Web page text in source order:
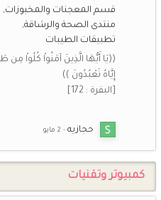
شـــاني
سبحان الله وبحمده سبحان
*اريج الايمان*
اشتقت اليكم حبيباتي الغاليات
أزهارالبنفسج
أزهارالبنفسج
كم سعدت بكم
قسم المعجنات والمخبوزات
منتدى الصحة والرشاقة
تطبيقات الطيبات
((يَا أَيُّهَا الَّذِينَ آمَنُواْ كُلُواْ مِن
إِيَّاهُ تَعْبُدُونَ ))
[البقرة : 172]
حجازيه
كمبيوتر وتقنيات